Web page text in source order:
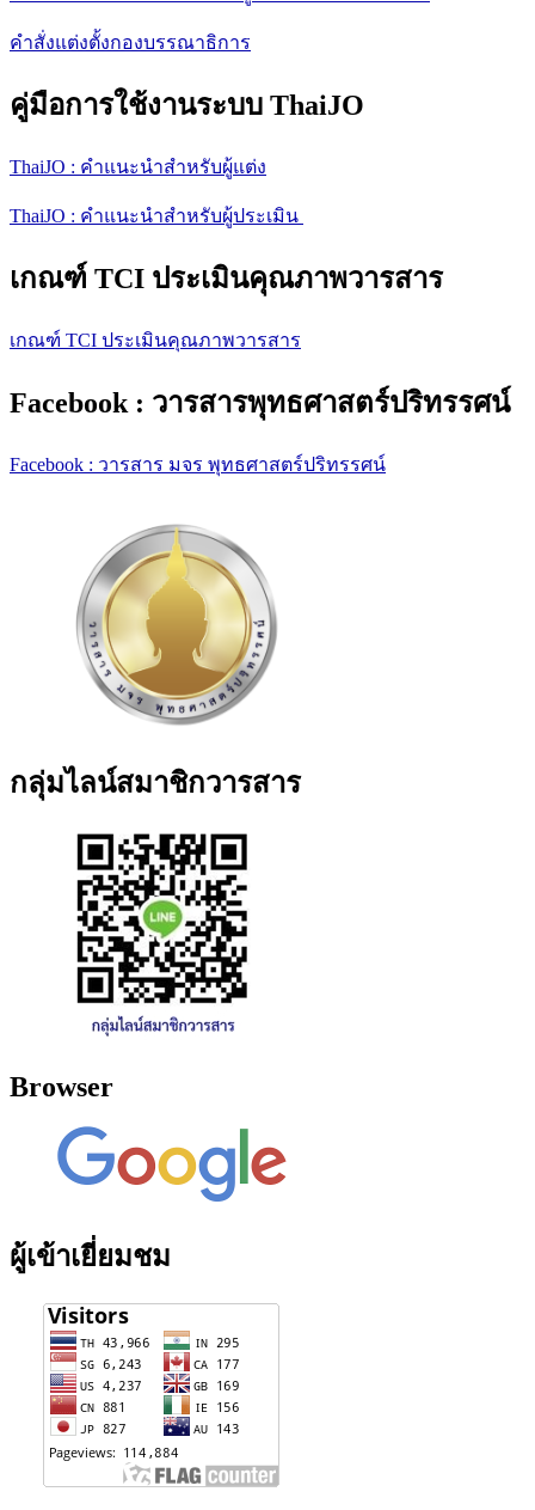
คำสั่งแต่งตั้งกองบรรณาธิการ
คู่มือการใช้งานระบบ ThaiJO
ThaiJO : คำแนะนำสำหรับผู้แต่ง
ThaiJO : คำแนะนำสำหรับผู้ประเมิน
เกณฑ์ TCI ประเมินคุณภาพวารสาร
เกณฑ์ TCI ประเมินคุณภาพวารสาร
Facebook : วารสารพุทธศาสตร์ปริทรรศน์
Facebook : วารสาร มจร พุทธศาสตร์ปริทรรศน์
กลุ่มไลน์สมาชิกวารสาร
Browser
ผู้เข้าเยี่ยมชม